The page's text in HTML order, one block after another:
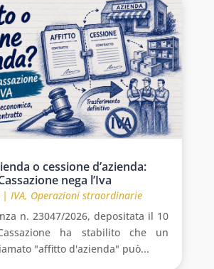
o cessione d’azienda:
nega l’Iva
IVA, Operazioni straordinarie
n. 23047/2026, depositata il 10
ha stabilito che un
"affitto d'azienda" può...